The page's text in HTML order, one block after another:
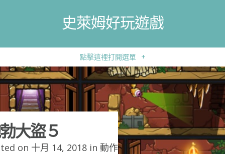
史萊姆好玩遊戲
點擊這裡打開選單 +
大盜５
on 十月 14, 2018 in 動作